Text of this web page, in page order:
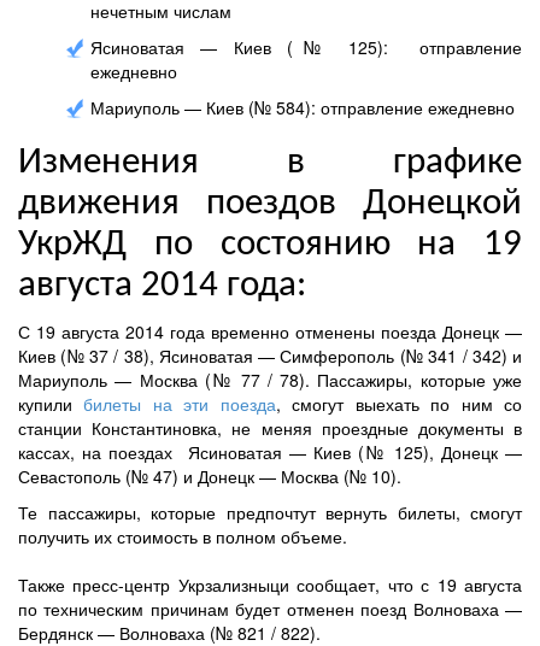
нечетным числам
Ясиноватая — Киев (№ 125): отправление
ежедневно
Мариуполь — Киев (№ 584): отправление ежедневно
Изменения в графике
движения поездов Донецкой
УкрЖД по состоянию на 19
августа 2014 года:
С 19 августа 2014 года временно отменены поезда Донецк —
Киев (№ 37 / 38), Ясиноватая — Симферополь (№ 341 / 342) и
Мариуполь — Москва (№ 77 / 78). Пассажиры, которыеуже
купилибилеты на эти поезда, смогутвыехать по ним со
станции Константиновка, не меняя проездные документы в
кассах, на поездах Ясиноватая — Киев (№ 125), Донецк—
Севастополь (№ 47) и Донецк — Москва (№ 10).
Те пассажиры, которые предпочтут вернуть билеты, смогут
получить их стоимость в полном объеме.
Также пресс-центр Укрзализныци сообщает, что с 19 августа
по техническим причинам будет отменен поезд Волноваха —
Бердянск — Волноваха (№ 821 / 822).